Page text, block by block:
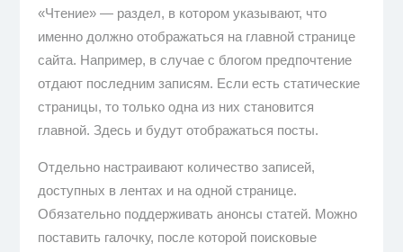
«Чтение» — раздел, в котором указывают, что
именно должно отображаться на главной странице
сайта. Например, в случае с блогом предпочтение
отдают последним записям. Если есть статические
страницы, то только одна из них становится
главной. Здесь и будут отображаться посты.
Отдельно настраивают количество записей,
доступных в лентах и на одной странице.
Обязательно поддерживать анонсы статей. Можно
поставить галочку, после которой поисковые